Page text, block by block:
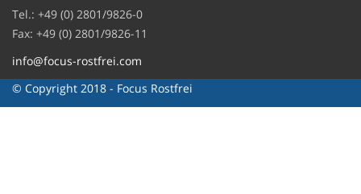
Tel.: +49 (0) 2801/9826-0
Fax: +49 (0) 2801/9826-11
info@focus-rostfrei.com
© Copyright 2018 - Focus Rostfrei